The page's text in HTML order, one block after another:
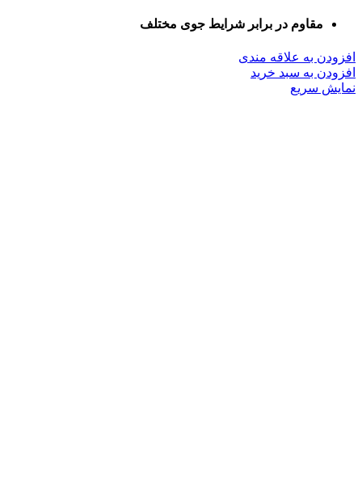
مقاوم در برابر شرایط جوی مختلف
افزودن به علاقه مندی
افزودن به سبد خرید
نمایش سریع